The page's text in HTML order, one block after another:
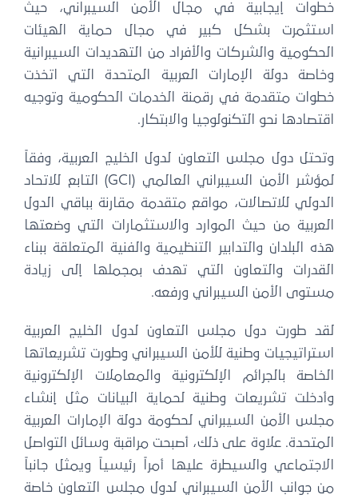
إيجابية في مجال الأمن السيبراني، حيث
بشكل كبير في مجال حماية الهيئات
والشركات والأفراد من التهديدات السيبرانية
دولة الإمارات العربية المتحدة التي اتخذت
متقدمة في رقمنة الخدمات الحكومية وتوجيه
نحو التكنولوجيا والابتكار.
دول مجلس التعاون لدول الخليج العربية، وفقاً
لمؤشر الأمن السيبراني العالمي (GCI) التابع للاتحاد
للاتصالات، مواقع متقدمة مقارنة بباقي الدول
من حيث الموارد والاستثمارات التي وضعتها
البلدان والتدابير التنظيمية والفنية المتعلقة ببناء
والتعاون التي تهدف بمجملها إلى زيادة
الأمن السيبراني ورفعه.
طورت دول مجلس التعاون لدول الخليج العربية
وطنية للأمن السيبراني وطورت تشريعاتها
بالجرائم الإلكترونية والمعاملات الإلكترونية
تشريعات وطنية لحماية البيانات مثل إنشاء
الأمن السيبراني لحكومة دولة الإمارات العربية
علاوة على ذلك، أصبحت مراقبة وسائل التواصل
والسيطرة عليها أمراً رئيسياً ويمثل جانباً
جوانب الأمن السيبراني لدول مجلس التعاون خاصة